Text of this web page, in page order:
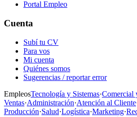
Portal Empleo
Cuenta
Subí tu CV
Para vos
Mi cuenta
Quiénes somos
Sugerencias / reportar error
EmpleosTecnología y Sistemas·Comercial
Ventas·Administración·Atención al Cliente
Producción·Salud·Logística·Marketing·